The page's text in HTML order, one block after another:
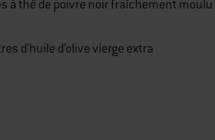
1 cuillères à thé de poivre noir fraîchement moulu
60 millilitres d'huile d’olive vierge extra